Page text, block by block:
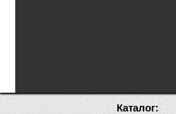
Каталог: